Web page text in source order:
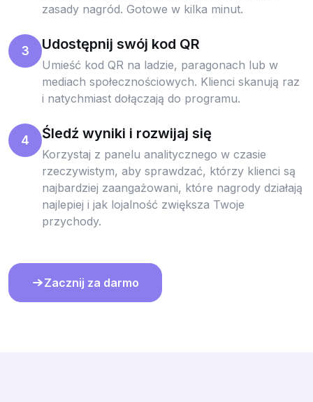
zasady nagród. Gotowe w kilka minut.
3 Udostępnij swój kod QR
Umieść kod QR na ladzie, paragonach lub w
mediach społecznościowych. Klienci skanują raz
i natychmiast dołączają do programu.
4 Śledź wyniki i rozwijaj się
Korzystaj z panelu analitycznego w czasie
rzeczywistym, aby sprawdzać, którzy klienci są
najbardziej zaangażowani, które nagrody działają
najlepiej i jak lojalność zwiększa Twoje
przychody.
Zacznij za darmo